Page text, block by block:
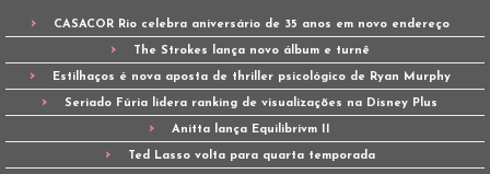
CASACOR Rio celebra aniversário de 35 anos em novo endereço
The Strokes lança novo álbum e turnê
Estilhaços é nova aposta de thriller psicológico de Ryan Murphy
Seriado Fúria lidera ranking de visualizações na Disney Plus
Anitta lança Equilibrivm II
Ted Lasso volta para quarta temporada